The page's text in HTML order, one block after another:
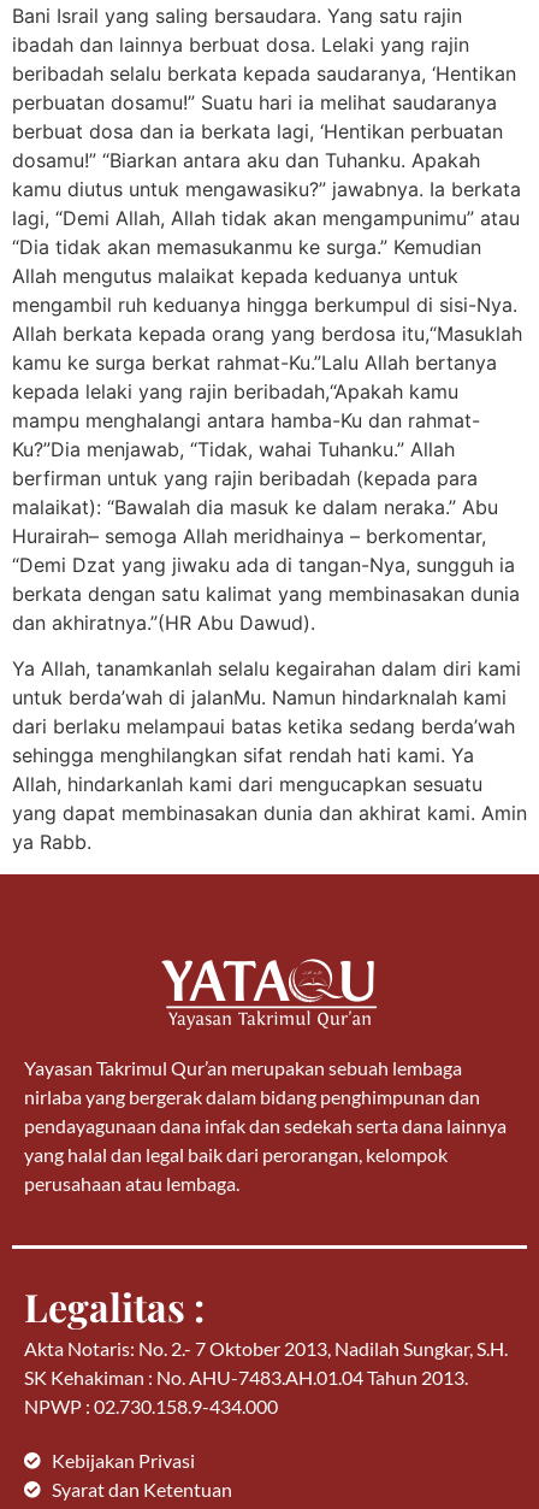
Bani Israil yang saling bersaudara. Yang satu rajin
ibadah dan lainnya berbuat dosa. Lelaki yang rajin
beribadah selalu berkata kepada saudaranya, ‘Hentikan
perbuatan dosamu!” Suatu hari ia melihat saudaranya
berbuat dosa dan ia berkata lagi, ‘Hentikan perbuatan
dosamu!” “Biarkan antara aku dan Tuhanku. Apakah
kamu diutus untuk mengawasiku?” jawabnya. Ia berkata
lagi, “Demi Allah, Allah tidak akan mengampunimu” atau
“Dia tidak akan memasukanmu ke surga.” Kemudian
Allah mengutus malaikat kepada keduanya untuk
mengambil ruh keduanya hingga berkumpul di sisi-Nya.
Allah berkata kepada orang yang berdosa itu,“Masuklah
kamu ke surga berkat rahmat-Ku.”Lalu Allah bertanya
kepada lelaki yang rajin beribadah,“Apakah kamu
mampu menghalangi antara hamba-Ku dan rahmat-
Ku?”Dia menjawab, “Tidak, wahai Tuhanku.” Allah
berfirman untuk yang rajin beribadah (kepada para
malaikat): “Bawalah dia masuk ke dalam neraka.” Abu
Hurairah– semoga Allah meridhainya – berkomentar,
“Demi Dzat yang jiwaku ada di tangan-Nya, sungguh ia
berkata dengan satu kalimat yang membinasakan dunia
dan akhiratnya.”(HR Abu Dawud).
Ya Allah, tanamkanlah selalu kegairahan dalam diri kami
untuk berda’wah di jalanMu. Namun hindarknalah kami
dari berlaku melampaui batas ketika sedang berda’wah
sehingga menghilangkan sifat rendah hati kami. Ya
Allah, hindarkanlah kami dari mengucapkan sesuatu
yang dapat membinasakan dunia dan akhirat kami. Amin
ya Rabb.
Yayasan Takrimul Qur’an merupakan sebuah lembaga
nirlaba yang bergerak dalam bidang penghimpunan dan
pendayagunaan dana infak dan sedekah serta dana lainnya
yang halal dan legal baik dari perorangan, kelompok
perusahaan atau lembaga.
Legalitas :
Akta Notaris: No. 2.- 7 Oktober 2013, Nadilah Sungkar, S.H.
SK Kehakiman : No. AHU-7483.AH.01.04 Tahun 2013.
NPWP : 02.730.158.9-434.000
Kebijakan Privasi
Syarat dan Ketentuan